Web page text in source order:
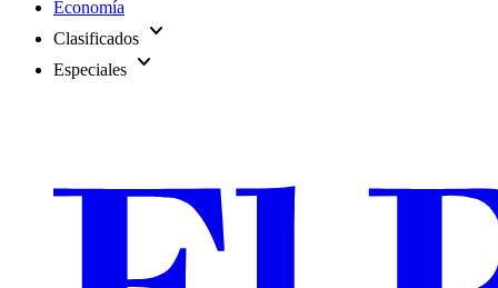
Economía
Clasificados expand_more
Especiales expand_more